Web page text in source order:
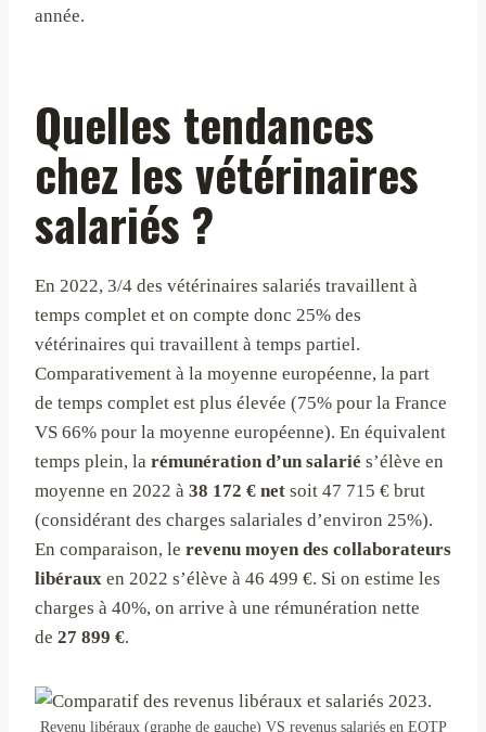
année.
Quelles tendances
chez les vétérinaires
salariés ?
En 2022, 3/4 des vétérinaires salariés travaillent à
temps complet et on compte donc 25% des
vétérinaires qui travaillent à temps partiel.
Comparativement à la moyenne européenne, la part
de temps complet est plus élevée (75% pour la France
VS 66% pour la moyenne européenne). En équivalent
temps plein, la rémunération d’un salarié s’élève en
moyenne en 2022 à 38 172 € net soit 47 715 € brut
(considérant des charges salariales d’environ 25%).
En comparaison, le revenu moyen des collaborateurs
libéraux en 2022 s’élève à 46 499 €. Si on estime les
charges à 40%, on arrive à une rémunération nette
de 27 899 €.
Revenu libéraux (graphe de gauche) VS revenus salariés en EQTP